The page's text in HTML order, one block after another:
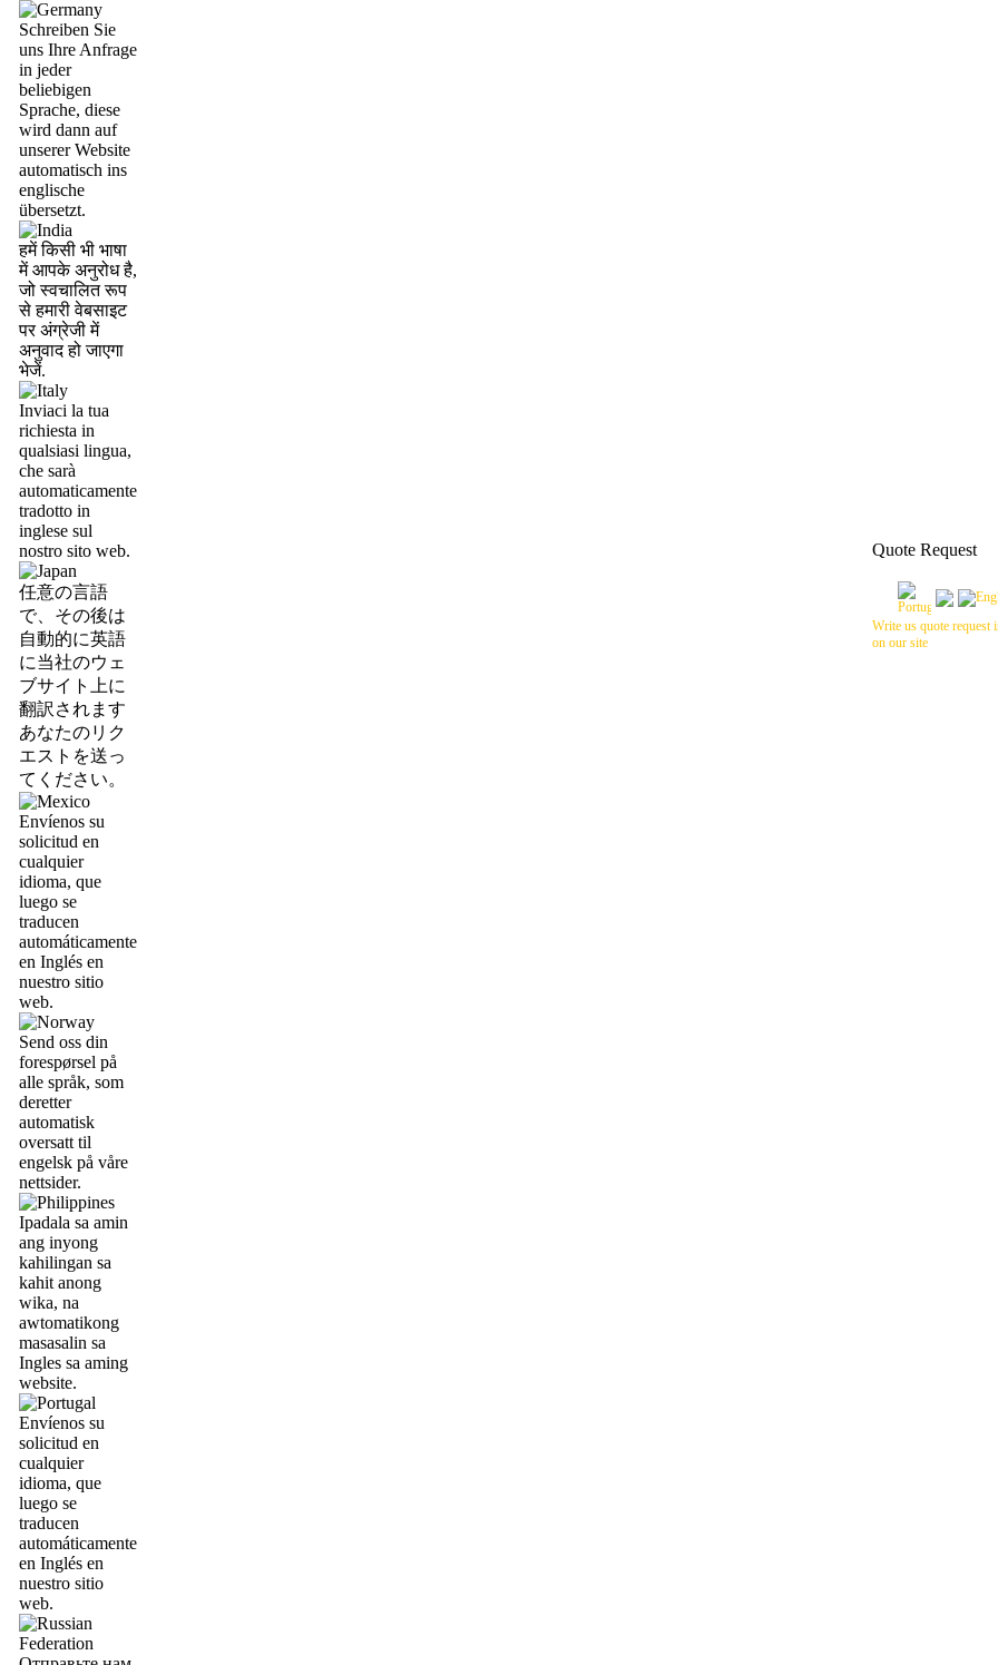
Schreiben Sie
uns Ihre Anfrage
in jeder
beliebigen
Sprache, diese
wird dann auf
unserer Website
automatisch ins
englische
übersetzt.
हमें किसी भी भाषा
में आपके अनुरोध है,
जो स्वचालित रूप
से हमारी वेबसाइट
पर अंग्रेजी में
अनुवाद हो जाएगा
भेजें.
Inviaci la tua
richiesta in
qualsiasi lingua,
che sarà
automaticamente
tradotto in
inglese sul
nostro sito web.
任意の言語
で、その後は
自動的に英語
に当社のウェ
ブサイト上に
翻訳されます
あなたのリク
エストを送っ
てください。
Envíenos su
solicitud en
cualquier
idioma, que
luego se
traducen
automáticamente
en Inglés en
nuestro sitio
web.
Send oss din
forespørsel på
alle språk, som
deretter
automatisk
oversatt til
engelsk på våre
nettsider.
Ipadala sa amin
ang inyong
kahilingan sa
kahit anong
wika, na
awtomatikong
masasalin sa
Ingles sa aming
website.
Envíenos su
solicitud en
cualquier
idioma, que
luego se
traducen
automáticamente
en Inglés en
nuestro sitio
web.
Quote Request
Write us quote request
on our site